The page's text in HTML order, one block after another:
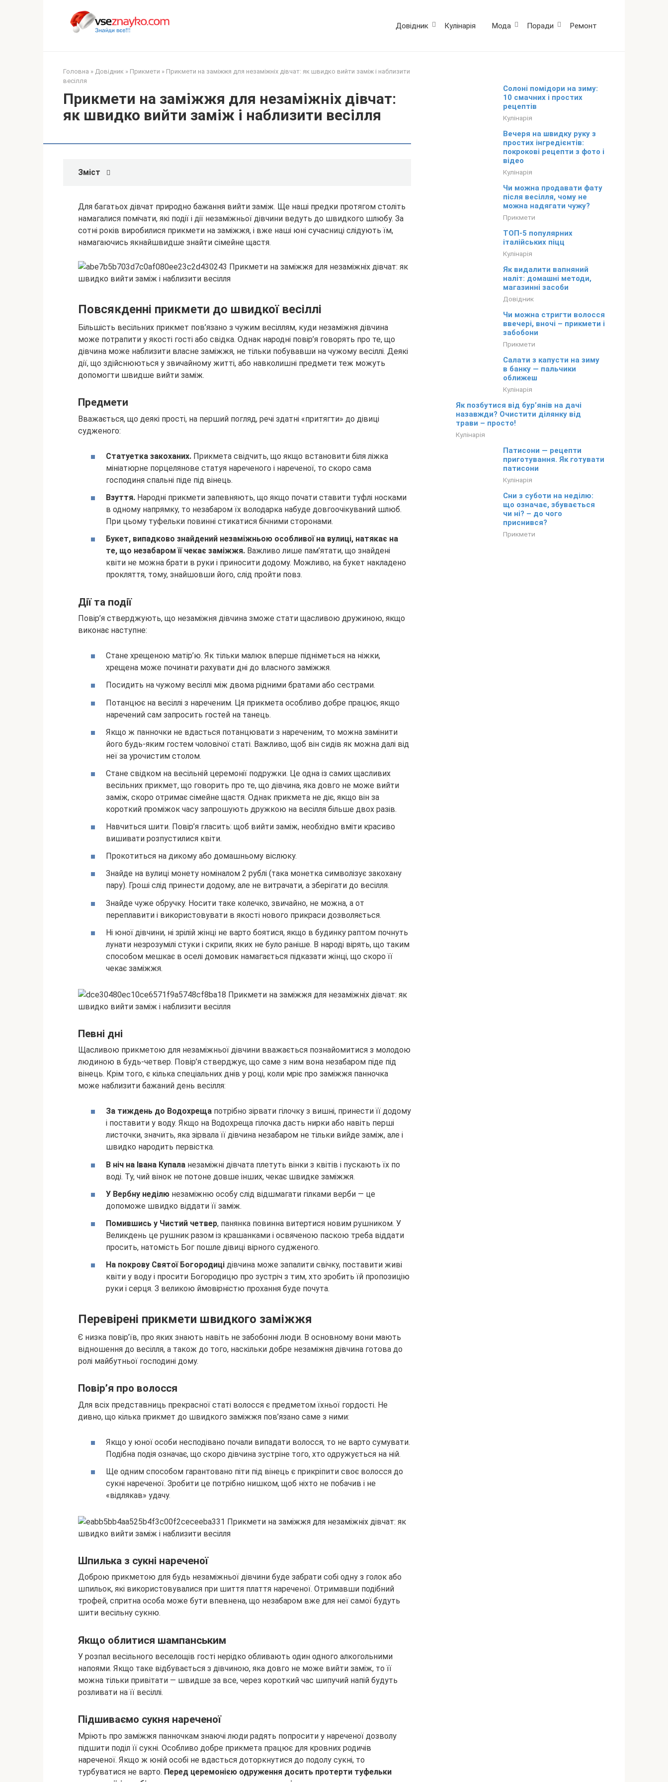
Довідник Кулінарія Мода Поради Ремонт
Головна » Довідник » Прикмети » Прикмети на заміжжя для незаміжніх дівчат: як швидко вийти заміж і наблизити
весілля
Прикмети на заміжжя для незаміжніх дівчат:
як швидко вийти заміж і наблизити весілля
Зміст
Для багатьох дівчат природно бажання вийти заміж. Ще наші предки протягом століть
намагалися помічати, які події і дії незаміжньої дівчини ведуть до швидкого шлюбу. За
сотні років виробилися прикмети на заміжжя, і вже наші юні сучасниці слідують їм,
намагаючись якнайшвидше знайти сімейне щастя.
Повсякденні прикмети до швидкої весіллі
Більшість весільних прикмет пов’язано з чужим весіллям, куди незаміжня дівчина
може потрапити у якості гості або свідка. Однак народні повір’я говорять про те, що
дівчина може наблизити власне заміжжя, не тільки побувавши на чужому весіллі. Деякі
дії, що здійснюються у звичайному житті, або навколишні предмети теж можуть
допомогти швидше вийти заміж.
Предмети
Вважається, що деякі прості, на перший погляд, речі здатні «притягти» до дівиці
судженого:
Статуетка закоханих. Прикмета свідчить, що якщо встановити біля ліжка
мініатюрне порцелянове статуя нареченого і нареченої, то скоро сама
господиня спальні піде під вінець.
Взуття. Народні прикмети запевняють, що якщо почати ставити туфлі носками
в одному напрямку, то незабаром їх володарка набуде довгоочікуваний шлюб.
При цьому туфельки повинні стикатися бічними сторонами.
Букет, випадково знайдений незаміжньою особливої на вулиці, натякає на
те, що незабаром її чекає заміжжя. Важливо лише пам’ятати, що знайдені
квіти не можна брати в руки і приносити додому. Можливо, на букет накладено
прокляття, тому, знайшовши його, слід пройти повз.
Дії та події
Повір’я стверджують, що незаміжня дівчина зможе стати щасливою дружиною, якщо
виконає наступне:
Стане хрещеною матір’ю. Як тільки малюк вперше підніметься на ніжки,
хрещена може починати рахувати дні до власного заміжжя.
Посидить на чужому весіллі між двома рідними братами або сестрами.
Потанцює на весіллі з нареченим. Ця прикмета особливо добре працює, якщо
наречений сам запросить гостей на танець.
Якщо ж панночки не вдасться потанцювати з нареченим, то можна замінити
його будь-яким гостем чоловічої статі. Важливо, щоб він сидів як можна далі від
неї за урочистим столом.
Стане свідком на весільній церемонії подружки. Це одна із самих щасливих
весільних прикмет, що говорить про те, що дівчина, яка довго не може вийти
заміж, скоро отримає сімейне щастя. Однак прикмета не діє, якщо він за
короткий проміжок часу запрошують дружкою на весілля більше двох разів.
Навчиться шити. Повір’я гласить: щоб вийти заміж, необхідно вміти красиво
вишивати розпустилися квіти.
Прокотиться на дикому або домашньому віслюку.
Знайде на вулиці монету номіналом 2 рублі (така монетка символізує закохану
пару). Гроші слід принести додому, але не витрачати, а зберігати до весілля.
Знайде чуже обручку. Носити таке колечко, звичайно, не можна, а от
переплавити і використовувати в якості нового прикраси дозволяється.
Ні юної дівчини, ні зрілій жінці не варто боятися, якщо в будинку раптом почнуть
лунати незрозумілі стуки і скрипи, яких не було раніше. В народі вірять, що таким
способом мешкає в оселі домовик намагається підказати жінці, що скоро її
чекає заміжжя.
Певні дні
Щасливою прикметою для незаміжньої дівчини вважається познайомитися з молодою
людиною в будь-четвер. Повір’я стверджує, що саме з ним вона незабаром піде під
вінець. Крім того, є кілька спеціальних днів у році, коли мріє про заміжжя панночка
може наблизити бажаний день весілля:
За тиждень до Водохреща потрібно зірвати гілочку з вишні, принести її додому
і поставити у воду. Якщо на Водохреща гілочка дасть нирки або навіть перші
листочки, значить, яка зірвала її дівчина незабаром не тільки вийде заміж, але і
швидко народить первістка.
В ніч на Івана Купала незаміжні дівчата плетуть вінки з квітів і пускають їх по
воді. Ту, чий вінок не потоне довше інших, чекає швидке заміжжя.
У Вербну неділю незаміжню особу слід відшмагати гілками верби — це
допоможе швидко віддати її заміж.
Помившись у Чистий четвер, панянка повинна витертися новим рушником. У
Великдень це рушник разом із крашанками і освяченою паскою треба віддати
просить, натомість Бог пошле дівиці вірного судженого.
На покрову Святої Богородиці дівчина може запалити свічку, поставити живі
квіти у воду і просити Богородицю про зустріч з тим, хто зробить їй пропозицію
руки і серця. З великою ймовірністю прохання буде почута.
Перевірені прикмети швидкого заміжжя
Є низка повір’їв, про яких знають навіть не забобонні люди. В основному вони мають
відношення до весілля, а також до того, наскільки добре незаміжня дівчина готова до
ролі майбутньої господині дому.
Повір’я про волосся
Для всіх представниць прекрасної статі волосся є предметом їхньої гордості. Не
дивно, що кілька прикмет до швидкого заміжжя пов’язано саме з ними:
Якщо у юної особи несподівано почали випадати волосся, то не варто сумувати.
Подібна подія означає, що скоро дівчина зустріне того, хто одружується на ній.
Ще одним способом гарантовано піти під вінець є прикріпити своє волосся до
сукні нареченої. Зробити це потрібно нишком, щоб ніхто не побачив і не
«відлякав» удачу.
Шпилька з сукні нареченої
Доброю прикметою для будь незаміжньої дівчини буде забрати собі одну з голок або
шпильок, які використовувалися при шиття плаття нареченої. Отримавши подібний
трофей, спритна особа може бути впевнена, що незабаром вже для неї самої будуть
шити весільну сукню.
Якщо облитися шампанським
У розпал весільного веселощів гості нерідко обливають один одного алкогольними
напоями. Якщо таке відбувається з дівчиною, яка довго не може вийти заміж, то її
можна тільки привітати — швидше за все, через короткий час шипучий напій будуть
розливати на її весіллі.
Підшиваємо сукня нареченої
Мріють про заміжжя панночкам знаючі люди радять попросити у нареченої дозволу
підшити поділ її сукні. Особливо добре прикмета працює для кровних родичів
нареченої. Якщо ж юній особі не вдасться доторкнутися до подолу сукні, то
турбуватися не варто. Перед церемонією одруження досить протерти туфельки
Солоні помідори на зиму:
10 смачних і простих
рецептів
Кулінарія
Вечеря на швидку руку з
простих інгредієнтів:
покрокові рецепти з фото і
відео
Кулінарія
Чи можна продавати фату
після весілля, чому не
можна надягати чужу?
Прикмети
ТОП-5 популярних
італійських піцц
Кулінарія
Як видалити вапняний
наліт: домашні методи,
магазинні засоби
Довідник
Чи можна стригти волосся
ввечері, вночі – прикмети і
забобони
Прикмети
Салати з капусти на зиму
в банку — пальчики
оближеш
Кулінарія
Як позбутися від бур’янів на дачі
назавжди? Очистити ділянку від
трави – просто!
Кулінарія
Патисони — рецепти
приготування. Як готувати
патисони
Кулінарія
Сни з суботи на неділю:
що означає, збувається
чи ні? – до чого
приснився?
Прикмети